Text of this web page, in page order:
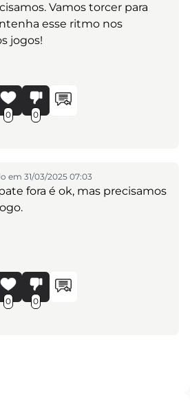
Vamos torcer para
esse ritmo nos
jogos!
0 0
em 31/03/2025 07:03
fora é ok, mas precisamos
0 0